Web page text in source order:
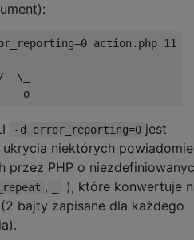
action.php 11
\_
-d error_reporting=0 jest
niektórych
przez PHP o
,
), które konwertuje
bajty zapisane dla każdego